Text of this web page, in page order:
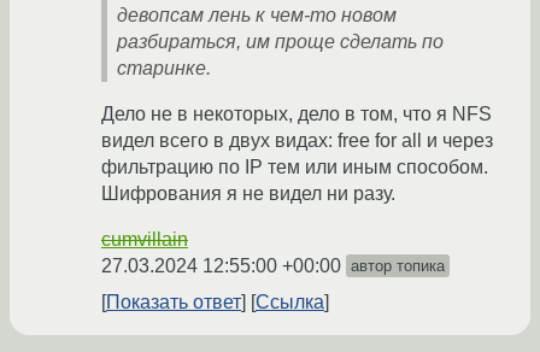
девопсам лень к чем-то новом
разбираться, им проще сделать по
старинке.
Дело не в некоторых, дело в том, что я NFS
видел всего в двух видах: free for all и через
фильтрацию по IP тем или иным способом.
Шифрования я не видел ни разу.
cumvillain
27.03.2024 12:55:00 +00:00 автор топика
Показать ответ Ссылка